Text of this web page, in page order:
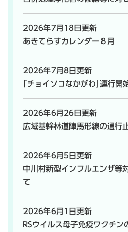
2026年7月18日更新
あきてらすカレンダー８月
2026年7月8日更新
｢チョイソコなかがわ｣運行開
2026年6月26日更新
広域基幹林道陣馬形線の通行
2026年6月5日更新
中川村新型インフルエンザ等
て
2026年6月1日更新
RSウイルス母子免疫ワクチン